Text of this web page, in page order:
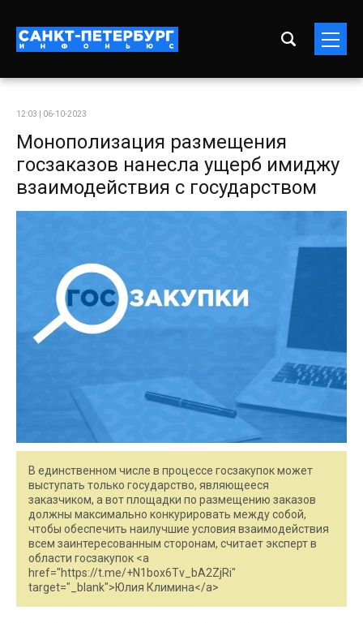
12:03 | 06-10-2023
Монополизация размещения
госзаказов нанесла ущерб имиджу
взаимодействия с государством
В единственном числе в процессе госзакупок может
выступать только государство, являющееся
заказчиком, а вот площадки по размещению заказов
должны максимально конкурировать между собой,
чтобы обеспечить наилучшие условия взаимодействия
всем заинтересованным сторонам, считает эксперт в
области госзакупок <a
href="https://t.me/+N1box6Tv_bA2ZjRi"
target="_blank">Юлия Климина</a>